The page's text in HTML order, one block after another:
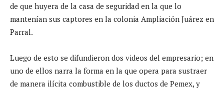
de que huyera de la casa de seguridad en la que lo
mantenían sus captores en la colonia Ampliación Juárez en
Parral.
Luego de esto se difundieron dos videos del empresario; en
uno de ellos narra la forma en la que opera para sustraer
de manera ilícita combustible de los ductos de Pemex, y